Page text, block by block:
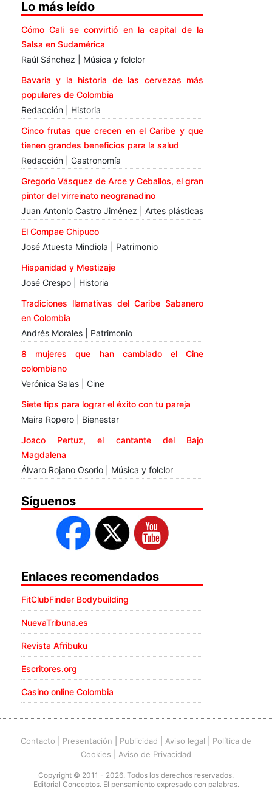
Lo más leído
Cómo Cali se convirtió en la capital de la
Salsa en Sudamérica
Raúl Sánchez | Música y folclor
Bavaria y la historia de las cervezas más
populares de Colombia
Redacción | Historia
Cinco frutas que crecen en el Caribe y que
tienen grandes beneficios para la salud
Redacción | Gastronomía
Gregorio Vásquez de Arce y Ceballos, el gran
pintor del virreinato neogranadino
Juan Antonio Castro Jiménez | Artes plásticas
El Compae Chipuco
José Atuesta Mindiola | Patrimonio
Hispanidad y Mestizaje
José Crespo | Historia
Tradiciones llamativas del Caribe Sabanero
en Colombia
Andrés Morales | Patrimonio
8 mujeres que han cambiado el Cine
colombiano
Verónica Salas | Cine
Siete tips para lograr el éxito con tu pareja
Maira Ropero | Bienestar
Joaco Pertuz, el cantante del Bajo
Magdalena
Álvaro Rojano Osorio | Música y folclor
Síguenos
Enlaces recomendados
FitClubFinder Bodybuilding
NuevaTribuna.es
Revista Afribuku
Escritores.org
Casino online Colombia
Contacto Presentación Publicidad Aviso legal
Política de
Cookies
Aviso de Privacidad
Copyright © 2011 - 2026. Todos los derechos reservados.
Editorial Conceptos. El pensamiento expresado con palabras.